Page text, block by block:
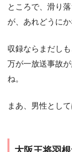
ところで、滑り
が、あれどうに
収録ならまだし
万が一放送事故
ね。
まあ、男性とし